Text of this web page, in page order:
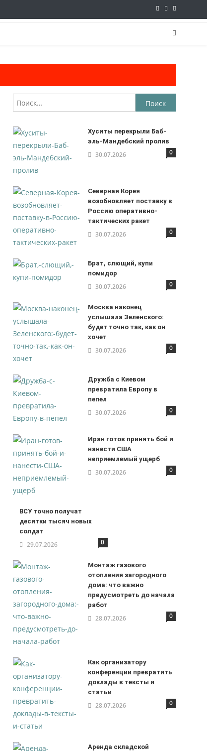
Найти:
Хуситы перекрыли Баб-
эль-Мандебский пролив
30.07.2026 0
Северная Корея
возобновляет поставку в
Россию оперативно-
тактических ракет
30.07.2026 0
Брат, слющий, купи
помидор
30.07.2026 0
Москва наконец
услышала Зеленского:
будет точно так, как он
хочет
30.07.2026 0
Дружба с Киевом
превратила Европу в
пепел
30.07.2026 0
Иран готов принять бой и
нанести США
неприемлемый ущерб
30.07.2026 0
ВСУ точно получат
десятки тысяч новых
солдат
29.07.2026 0
Монтаж газового
отопления загородного
дома: что важно
предусмотреть до начала
работ
28.07.2026 0
Как организатору
конференции превратить
доклады в тексты и
статьи
28.07.2026 0
Аренда складской